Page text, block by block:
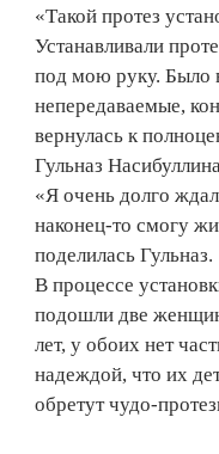
«Такой протез
Устанавливали
под мою руку. Было
непередаваемые,
вернулась к
Гульназ
«Я очень долго
наконец-то смогу
поделилась Гульназ.
В процессе
подошли две
лет, у обоих нет
надеждой, что их
обретут чудо-